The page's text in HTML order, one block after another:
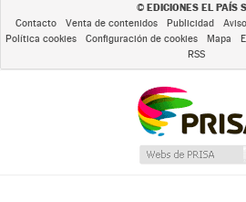
© EDICIONES EL PAÍS
Contacto Venta de contenidos Publicidad
Política cookies
Configuración de cookies Mapa
RSS